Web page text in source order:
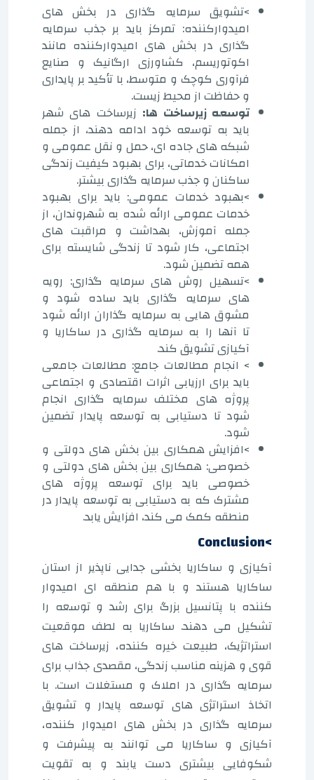
>تشویق سرمایه گذاری در بخش های
امیدوارکننده: تمرکز باید بر جذب سرمایه
گذاری در بخش های امیدوارکننده مانند
اکوتوریسم، کشاورزی ارگانیک و صنایع
فرآوری کوچک و متوسط، با تأکید بر پایداری
و حفاظت از محیط زیست.
توسعه زیرساخت ها: زیرساخت های شهر
باید به توسعه خود ادامه دهند، از جمله
شبکه های جاده ای، حمل و نقل عمومی و
امکانات خدماتی، برای بهبود کیفیت زندگی
ساکنان و جذب سرمایه گذاری بیشتر.
>بهبود خدمات عمومی: باید برای بهبود
خدمات عمومی ارائه شده به شهروندان، از
جمله آموزش، بهداشت و مراقبت های
اجتماعی، کار شود تا زندگی شایسته برای
همه تضمین شود.
>تسهیل روش های سرمایه گذاری: رویه
های سرمایه گذاری باید ساده شود و
مشوق هایی به سرمایه گذاران ارائه شود
تا آنها را به سرمایه گذاری در ساکاریا و
آکیازی تشویق کند.
> انجام مطالعات جامع: مطالعات جامعی
باید برای ارزیابی اثرات اقتصادی و اجتماعی
پروژه های مختلف سرمایه گذاری انجام
شود تا دستیابی به توسعه پایدار تضمین
شود.
>افزایش همکاری بین بخش های دولتی و
خصوصی: همکاری بین بخش های دولتی و
خصوصی باید برای توسعه پروژه های
مشترک که به دستیابی به توسعه پایدار در
منطقه کمک می کند، افزایش یابد.
>Conclusion
آکیازی و ساکاریا بخشی جدایی ناپذیر از استان
ساکاریا هستند و با هم منطقه ای امیدوار
کننده با پتانسیل بزرگ برای رشد و توسعه را
تشکیل می دهند. ساکاریا به لطف موقعیت
استراتژیک، طبیعت خیره کننده، زیرساخت های
قوی و هزینه مناسب زندگی، مقصدی جذاب برای
سرمایه گذاری در املاک و مستغلات است. با
اتخاذ استراتژی های توسعه پایدار و تشویق
سرمایه گذاری در بخش های امیدوار کننده،
آکیازی و ساکاریا می توانند به پیشرفت و
شکوفایی بیشتری دست یابند و به تقویت